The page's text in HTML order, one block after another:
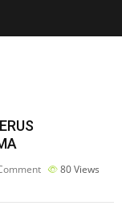
80Views